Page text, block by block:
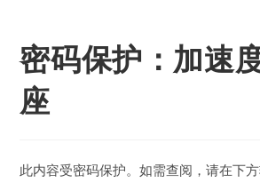
密码保护：加速
座
此内容受密码保护。如需查阅，请在下方